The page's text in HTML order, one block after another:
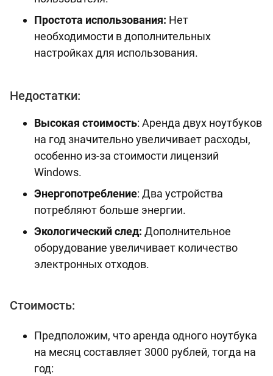
Простота использования: Нет
необходимости в дополнительных
настройках для использования.
Недостатки:
Высокая стоимость: Аренда двух ноутбуков
на год значительно увеличивает расходы,
особенно из-за стоимости лицензий
Windows.
Энергопотребление: Два устройства
потребляют больше энергии.
Экологический след: Дополнительное
оборудование увеличивает количество
электронных отходов.
Стоимость:
Предположим, что аренда одного ноутбука
на месяц составляет 3000 рублей, тогда на
год: